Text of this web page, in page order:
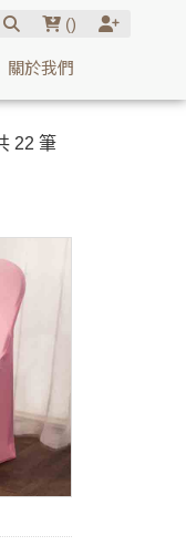
()
關於我們
22 筆